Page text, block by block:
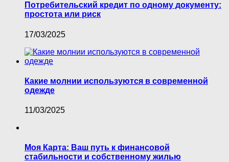
Потребительский кредит по одному документу:
простота или риск
17/03/2025
Какие молнии используются в современной
одежде
11/03/2025
Моя Карта: Ваш путь к финансовой
стабильности и собственному жилью